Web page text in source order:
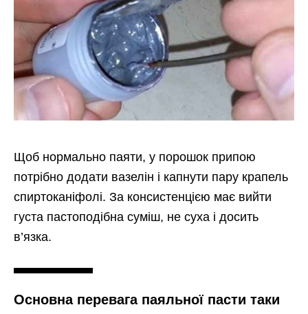
Щоб нормально паяти, у порошок припою
потрібно додати вазелін і капнути пару крапель
спиртоканіфолі. За консистенцією має вийти
густа пастоподібна суміш, не суха і досить
в’язка.
Основна перевага паяльної пасти таки